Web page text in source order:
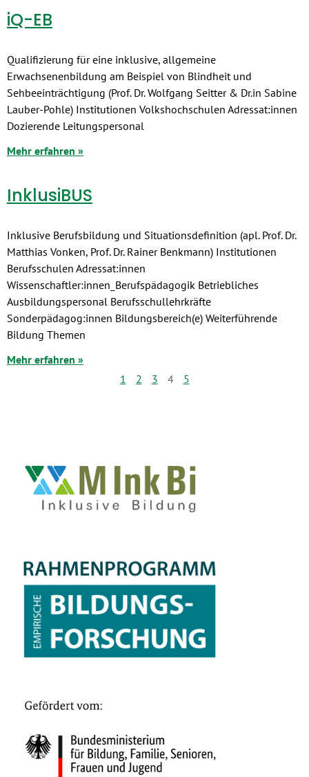
iQ-EB
Qualifizierung für eine inklusive, allgemeine
Erwachsenenbildung am Beispiel von Blindheit und
Sehbeeinträchtigung (Prof. Dr. Wolfgang Seitter & Dr.in Sabine
Lauber-Pohle) Institutionen Volkshochschulen Adressat:innen
Dozierende Leitungspersonal
Mehr erfahren »
InklusiBUS
Inklusive Berufsbildung und Situationsdefinition (apl. Prof. Dr.
Matthias Vonken, Prof. Dr. Rainer Benkmann) Institutionen
Berufsschulen Adressat:innen
Wissenschaftler:innen_Berufspädagogik Betriebliches
Ausbildungspersonal Berufsschullehrkräfte
Sonderpädagog:innen Bildungsbereich(e) Weiterführende
Bildung Themen
Mehr erfahren »
1
2 3 4 5